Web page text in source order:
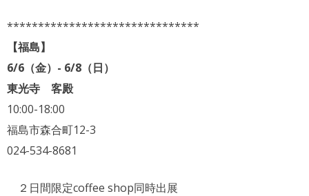
*******************************
【福島】
6/6（金）- 6/8（日）
東光寺 客殿
10:00-18:00
福島市森合町12-3
024-534-8681
２日間限定coffee shop同時出展